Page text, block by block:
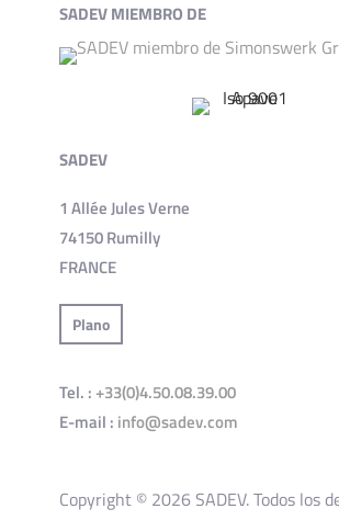
SADEV MIEMBRO DE
SADEV
1 Allée Jules Verne
74150 Rumilly
FRANCE
Plano
Tel. : +33(0)4.50.08.39.00
E-mail : info@sadev.com
Copyright © 2026 SADEV. Todos los